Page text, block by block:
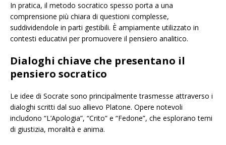
In pratica, il metodo socratico spesso porta a una
comprensione più chiara di questioni complesse,
suddividendole in parti gestibili. È ampiamente utilizzato in
contesti educativi per promuovere il pensiero analitico.
Dialoghi chiave che presentano il
pensiero socratico
Le idee di Socrate sono principalmente trasmesse attraverso i
dialoghi scritti dal suo allievo Platone. Opere notevoli
includono “L’Apologia”, “Crito” e “Fedone”, che esplorano temi
di giustizia, moralità e anima.